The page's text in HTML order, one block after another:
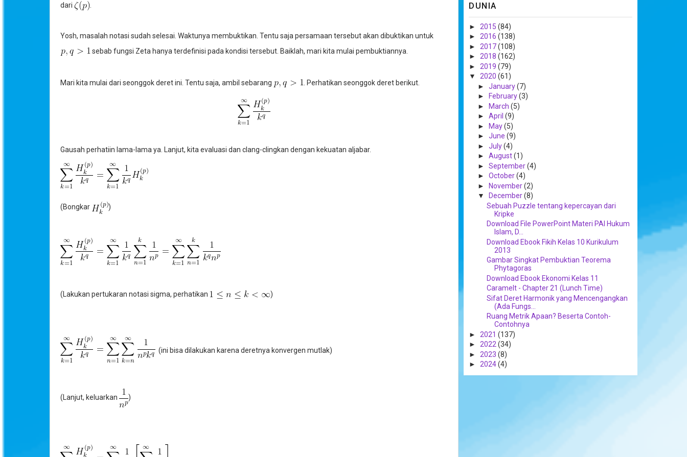
dari
Yosh, masalah notasi sudah selesai. Waktunya membuktikan. Tentu saja persamaan tersebut akan dibuktikan untuk
sebab fungsi Zeta hanya terdefinisi pada kondisi tersebut. Baiklah, mari kita mulai pembuktiannya.
Mari kita mulai dari seonggok deret ini. Tentu saja, ambil sebarang . Perhatikan seonggok deret berikut.
Gausah perhatiin lama-lama ya. Lanjut, kita evaluasi dan clang-clingkan dengan kekuatan aljabar.
(Bongkar )
(Lakukan pertukaran notasi sigma, perhatikan )
(ini bisa dilakukan karena deretnya konvergen mutlak)
(Lanjut, keluarkan )
DUNIA
► 2015 (84)
► 2016 (138)
► 2017(108)
► 2018 (162)
► 2019 (79)
▼ 2020 (61)
► January(7)
►
February(3)
►
March (5)
► April (9)
►
May(5)
► June (9)
► July(4)
► August(1)
► September(4)
► October(4)
►
November(2)
▼
December(8)
Sebuah Puzzle tentang kepercayan dari
Kripke
Download File PowerPoint Materi PAI Hukum
Islam, D...
Download Ebook Fikih Kelas 10 Kurikulum
2013
Gambar Singkat Pembuktian Teorema
Phytagoras
Download Ebook Ekonomi Kelas 11
Caramelt - Chapter 21 (Lunch Time)
Sifat Deret Harmonik yang Mencengangkan
(Ada Fungs...
Ruang Metrik Apaan? Beserta Contoh-
Contohnya
► 2021 (137)
► 2022(34)
► 2023 (8)
► 2024(4)